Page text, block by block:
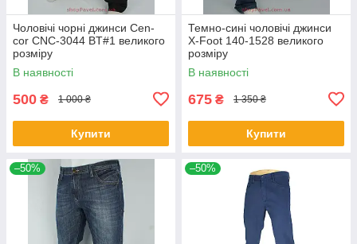
Чоловічі чорні джинси Cen-
cor CNC-3044 BT#1 великого
розміру
В наявності
500 ₴ 1 000 ₴
Купити
Темно-сині чоловічі джинси
X-Foot 140-1528 великого
розміру
В наявності
675 ₴ 1 350 ₴
Купити
–50% –50%